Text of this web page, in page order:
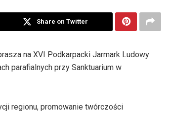
Share on Twitter
na XVI Podkarpacki Jarmark Ludowy
parafialnych przy Sanktuarium w
regionu, promowanie twórczości